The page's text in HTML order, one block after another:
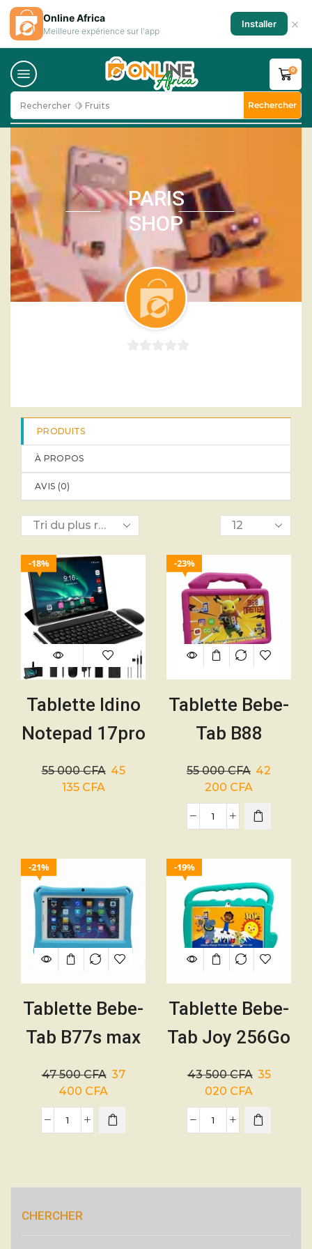
Rechercher 🍋 Fruits Rechercher
0
PARIS
SHOP
PRODUITS
À PROPOS
AVIS (0)
18%
Tablette Idino
Notepad 17pro
512/8 5G + sim
avec clavier +
55 000CFA 45
135 CFA
23%
Tablette Bebe-
Tab B88
Master 256
Go/6 Go – SIM
incassable
55 000CFA 42
200 CFA
21%
Tablette Bebe-
Tab B77s max
256 Go de
ROM/6 Go de
RAM – SIM 5G
47 500CFA 37
400 CFA
19%
Tablette Bebe-
Tab Joy 256Go
Rom/6Go Ram
+ sim
43 500CFA 35
020 CFA
CHERCHER
Online Africa
Meilleure expérience sur l'app
Installer ×